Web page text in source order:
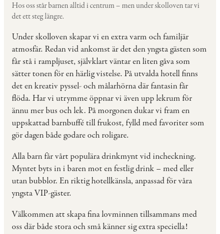
Hos oss står barnen alltid i centrum – men under skolloven tar vi
det ett steg längre.
Under skolloven skapar vi en extra varm och familjär
atmosfär. Redan vid ankomst är det den yngsta gästen som
får stå i rampljuset, självklart väntar en liten gåva som
sätter tonen för en härlig vistelse. På utvalda hotell finns
det en kreativ pyssel- och målarhörna där fantasin får
flöda. Har vi utrymme öppnar vi även upp lekrum för
ännu mer bus och lek. På morgonen dukar vi fram en
uppskattad barnbuffé till frukost, fylld med favoriter som
gör dagen både godare och roligare.
Alla barn får vårt populära drinkmynt vid incheckning.
Myntet byts in i baren mot en festlig drink – med eller
utan bubblor. En riktig hotellkänsla, anpassad för våra
yngsta VIP-gäster.
Välkommen att skapa fina lovminnen tillsammans med
oss där både stora och små känner sig extra speciella!